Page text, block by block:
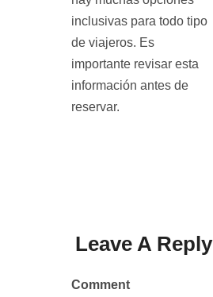
inclusivas para todo tipo
de viajeros. Es
importante revisar esta
información antes de
reservar.
Leave A Reply
Comment